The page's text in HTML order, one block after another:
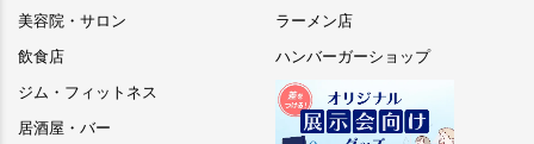
美容院・サロン
飲食店
ジム・フィットネス
居酒屋・バー
ラーメン店
ハンバーガーショップ